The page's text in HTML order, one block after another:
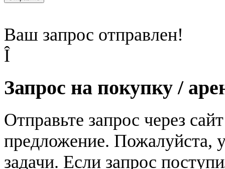
Ваш запрос отправлен!
Î
Запрос на покупку /
Отправьте запрос через
предложение. Пожалуйста,
задачи. Если запрос